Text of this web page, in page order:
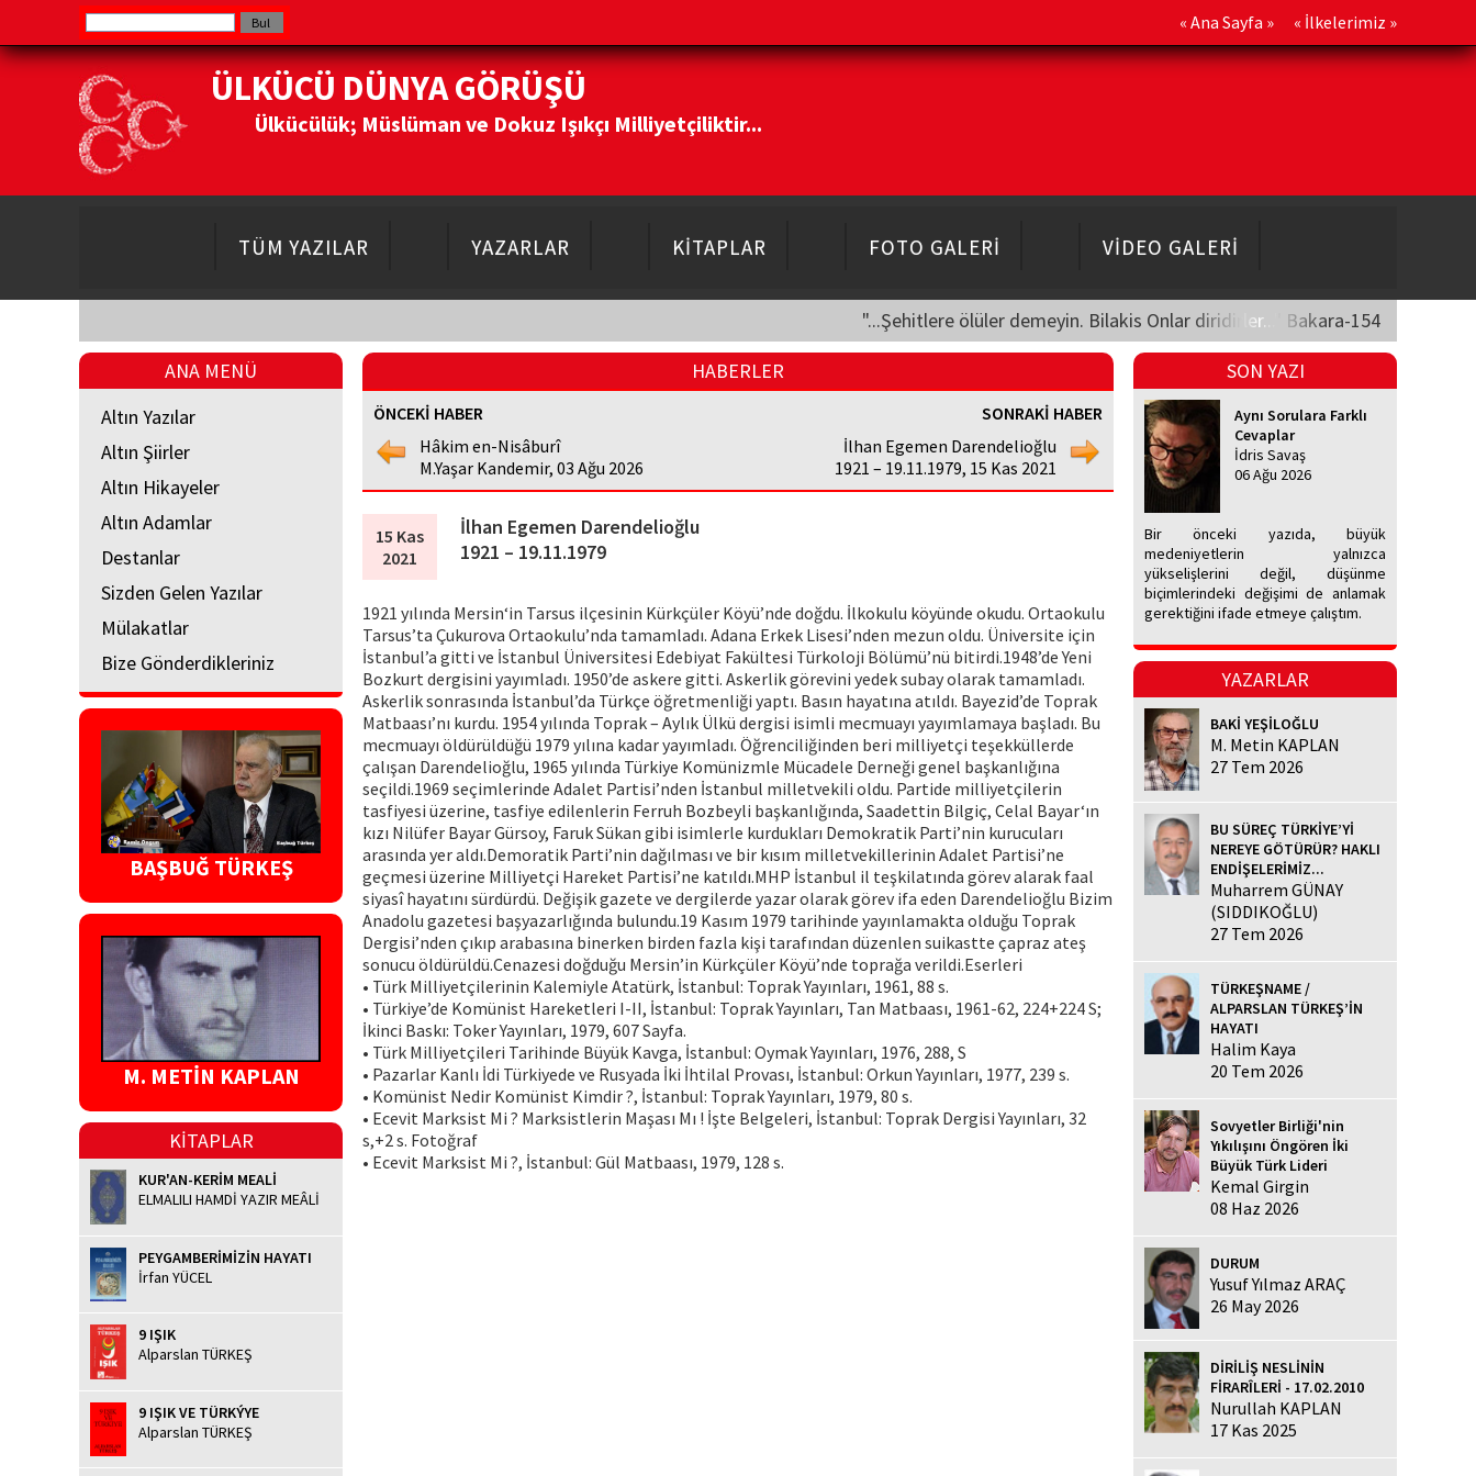
« Ana Sayfa » « İlkelerimiz »
ÜLKÜCÜ DÜNYA GÖRÜŞÜ
Ülkücülük; Müslüman ve Dokuz Işıkçı Milliyetçiliktir...
TÜM YAZILAR YAZARLAR KİTAPLAR FOTO GALERİ VİDEO GALERİ
"...Şehitlere ölüler demeyin. Bilakis Onlar diridirler..." Bakara-154
ANA MENÜ
Altın Yazılar
Altın Şiirler
Altın Hikayeler
Altın Adamlar
Destanlar
Sizden Gelen Yazılar
Mülakatlar
Bize Gönderdikleriniz
BAŞBUĞ TÜRKEŞ
M. METİN KAPLAN
KİTAPLAR
KUR'AN-KERİM MEALİ
ELMALILI HAMDİ YAZIR MEÂLİ
PEYGAMBERİMİZİN HAYATI
İrfan YÜCEL
9 IŞIK
Alparslan TÜRKEŞ
9 IŞIK VE TÜRKÝYE
Alparslan TÜRKEŞ
HABERLER
ÖNCEKİ HABER
Hâkim en-Nisâburî
M.Yaşar Kandemir, 03 Ağu 2026
SONRAKİ HABER
İlhan Egemen Darendelioğlu
1921 – 19.11.1979, 15 Kas 2021
15 Kas
2021
İlhan Egemen Darendelioğlu
1921 – 19.11.1979
1921 yılında Mersin‘in Tarsus ilçesinin Kürkçüler Köyü’nde doğdu. İlkokulu köyünde okudu. Ortaokulu
Tarsus’ta Çukurova Ortaokulu’nda tamamladı. Adana Erkek Lisesi’nden mezun oldu. Üniversite için
İstanbul’a gitti ve İstanbul Üniversitesi Edebiyat Fakültesi Türkoloji Bölümü’nü bitirdi.1948’de Yeni
Bozkurt dergisini yayımladı. 1950’de askere gitti. Askerlik görevini yedek subay olarak tamamladı.
Askerlik sonrasında İstanbul’da Türkçe öğretmenliği yaptı. Basın hayatına atıldı. Bayezid’de Toprak
Matbaası’nı kurdu. 1954 yılında Toprak – Aylık Ülkü dergisi isimli mecmuayı yayımlamaya başladı. Bu
mecmuayı öldürüldüğü 1979 yılına kadar yayımladı. Öğrenciliğinden beri milliyetçi teşekküllerde
çalışan Darendelioğlu, 1965 yılında Türkiye Komünizmle Mücadele Derneği genel başkanlığına
seçildi.1969 seçimlerinde Adalet Partisi’nden İstanbul milletvekili oldu. Partide milliyetçilerin
tasfiyesi üzerine, tasfiye edilenlerin Ferruh Bozbeyli başkanlığında, Saadettin Bilgiç, Celal Bayar‘ın
kızı Nilüfer Bayar Gürsoy, Faruk Sükan gibi isimlerle kurdukları Demokratik Parti’nin kurucuları
arasında yer aldı.Demoratik Parti’nin dağılması ve bir kısım milletvekillerinin Adalet Partisi’ne
geçmesi üzerine Milliyetçi Hareket Partisi’ne katıldı.MHP İstanbul il teşkilatında görev alarak faal
siyasî hayatını sürdürdü. Değişik gazete ve dergilerde yazar olarak görev ifa eden Darendelioğlu Bizim
Anadolu gazetesi başyazarlığında bulundu.19 Kasım 1979 tarihinde yayınlamakta olduğu Toprak
Dergisi’nden çıkıp arabasına binerken birden fazla kişi tarafından düzenlen suikastte çapraz ateş
sonucu öldürüldü.Cenazesi doğduğu Mersin’in Kürkçüler Köyü’nde toprağa verildi.Eserleri
• Türk Milliyetçilerinin Kalemiyle Atatürk, İstanbul: Toprak Yayınları, 1961, 88 s.
• Türkiye’de Komünist Hareketleri I-II, İstanbul: Toprak Yayınları, Tan Matbaası, 1961-62, 224+224 S;
İkinci Baskı: Toker Yayınları, 1979, 607 Sayfa.
• Türk Milliyetçileri Tarihinde Büyük Kavga, İstanbul: Oymak Yayınları, 1976, 288, S
• Pazarlar Kanlı İdi Türkiyede ve Rusyada İki İhtilal Provası, İstanbul: Orkun Yayınları, 1977, 239 s.
• Komünist Nedir Komünist Kimdir ?, İstanbul: Toprak Yayınları, 1979, 80 s.
• Ecevit Marksist Mi ? Marksistlerin Maşası Mı ! İşte Belgeleri, İstanbul: Toprak Dergisi Yayınları, 32
s,+2 s. Fotoğraf
• Ecevit Marksist Mi ?, İstanbul: Gül Matbaası, 1979, 128 s.
SON YAZI
Aynı Sorulara Farklı
Cevaplar
İdris Savaş
06 Ağu 2026
Bir önceki yazıda, büyük
medeniyetlerin yalnızca
yükselişlerini değil, düşünme
biçimlerindeki değişimi de anlamak
gerektiğini ifade etmeye çalıştım.
YAZARLAR
BAKİ YEŞİLOĞLU
M. Metin KAPLAN
27 Tem 2026
BU SÜREÇ TÜRKİYE’Yİ
NEREYE GÖTÜRÜR? HAKLI
ENDİŞELERİMİZ...
Muharrem GÜNAY
(SIDDIKOĞLU)
27 Tem 2026
TÜRKEŞNAME /
ALPARSLAN TÜRKEŞ’İN
HAYATI
Halim Kaya
20 Tem 2026
Sovyetler Birliği'nin
Yıkılışını Öngören İki
Büyük Türk Lideri
Kemal Girgin
08 Haz 2026
DURUM
Yusuf Yılmaz ARAÇ
26 May 2026
DİRİLİŞ NESLİNİN
FİRARÎLERİ - 17.02.2010
Nurullah KAPLAN
17 Kas 2025